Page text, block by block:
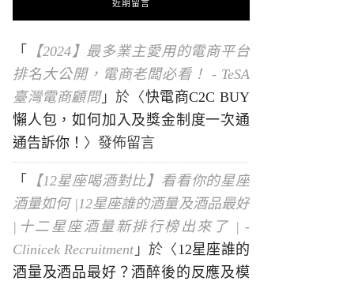
近期留言
「
【2024】最多業主愛用的電商平台
排名大公開，電商老闆必看！ - TeSA
臺灣電商顧問」於〈快電商C2C BUY
懶人包，如何加入及獎金制度一次通
通告訴你！ 〉發佈留言
「
【12星座喝酒對比】看看你的星座
酒量如何 |12星座誰的酒量及酒品最好
|十二星座酒量新排行榜出來了 | -
Clinicek Recruitment 」於〈 12星座誰的
酒量及酒品最好？酒醉後的反應及模